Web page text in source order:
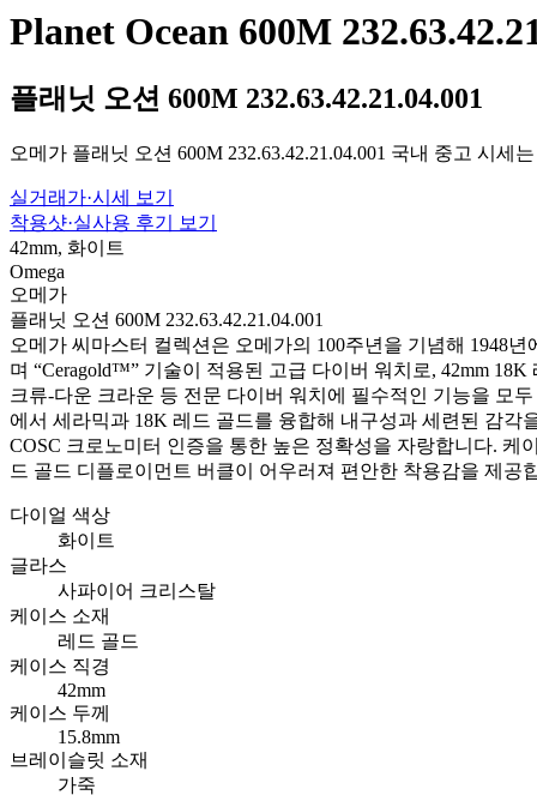
Planet Ocean 600M
플래닛 오션 600M 232.63.42.21.04.001
오메가 플래닛 오션 600M 232.63.42.21.04.001 국내 중고 시
실거래가·시세 보기
착용샷·실사용 후기 보기
42mm, 화이트
Omega
오메가
플래닛 오션 600M 232.63.42.21.04.001
오메가 씨마스터 컬렉션은 오메가의 100주년을 기념해 1948
며 “Ceragold™” 기술이 적용된 고급 다이버 워치로, 42mm
크류-다운 크라운 등 전문 다이버 워치에 필수적인 기능을 모
에서 세라믹과 18K 레드 골드를 융합해 내구성과 세련된 감
COSC 크로노미터 인증을 통한 높은 정확성을 자랑합니다.
드 골드 디플로이먼트 버클이 어우러져 편안한 착용감을 제공
다이얼 색상
화이트
글라스
사파이어 크리스탈
케이스 소재
레드 골드
케이스 직경
42mm
케이스 두께
15.8mm
브레이슬릿 소재
가죽